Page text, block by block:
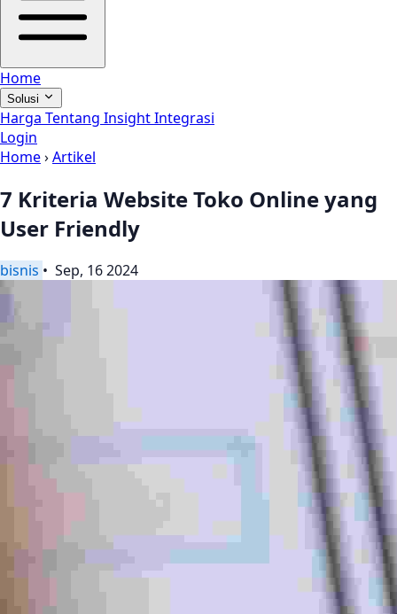
Home
Solusi
Harga Tentang InsightIntegrasi
Login
Home›Artikel
7 Kriteria Website Toko Online yang
User Friendly
bisnis • Sep, 16 2024